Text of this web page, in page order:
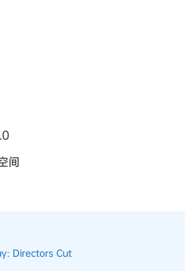
间
Directors Cut